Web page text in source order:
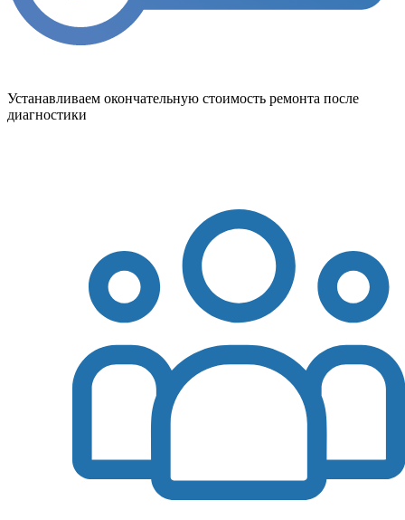
Устанавливаем окончательную стоимость ремонта после
диагностики